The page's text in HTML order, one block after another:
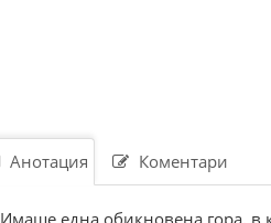
Анотация Коментари
Имаше една обикновена гора, в